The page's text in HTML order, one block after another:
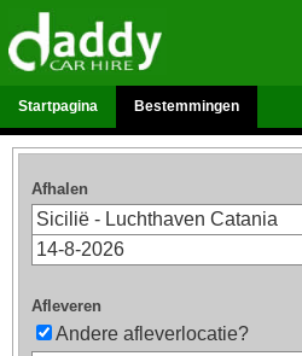
Startpagina Bestemmingen
Afhalen
Afleveren
Andere afleverlocatie?